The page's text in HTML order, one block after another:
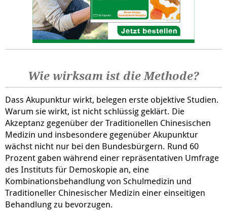
Wie wirksam ist die Methode?
Dass Akupunktur wirkt, belegen erste objektive Studien.
Warum sie wirkt, ist nicht schlüssig geklärt. Die
Akzeptanz gegenüber der Traditionellen Chinesischen
Medizin und insbesondere gegenüber Akupunktur
wächst nicht nur bei den Bundesbürgern. Rund 60
Prozent gaben während einer repräsentativen Umfrage
des Instituts für Demoskopie an, eine
Kombinationsbehandlung von Schulmedizin und
Traditioneller Chinesischer Medizin einer einseitigen
Behandlung zu bevorzugen.